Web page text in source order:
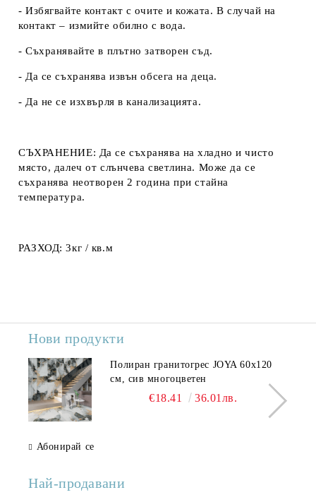
- Избягвайте контакт с очите и кожата. В случай на
контакт – измийте обилно с вода.
- Съхранявайте в плътно затворен съд.
- Да се ​​съхранява извън обсега на деца.
- Да не се изхвърля в канализацията.
СЪХРАНЕНИЕ: Да се ​​съхранява на хладно и чисто
място, далеч от слънчева светлина. Може да се
съхранява неотворен 2 година при стайна
температура.
РАЗХОД: 3кг / кв.м
Нови продукти
Полиран гранитогрес JOYA 60x120
см, сив многоцветен
€18.41 36.01лв.
Абонирай се
Най-продавани